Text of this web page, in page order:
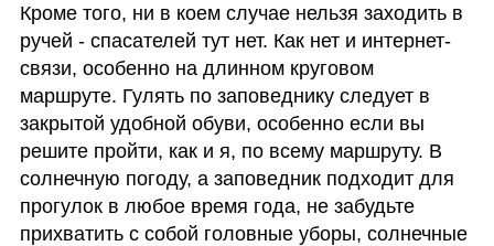
Кроме того, ни в коем случае нельзя заходить в
ручей - спасателей тут нет. Как нет и интернет-
связи, особенно на длинном круговом
маршруте. Гулять по заповеднику следует в
закрытой удобной обуви, особенно если вы
решите пройти, как и я, по всему маршруту. В
солнечную погоду, а заповедник подходит для
прогулок в любое время года, не забудьте
прихватить с собой головные уборы, солнечные